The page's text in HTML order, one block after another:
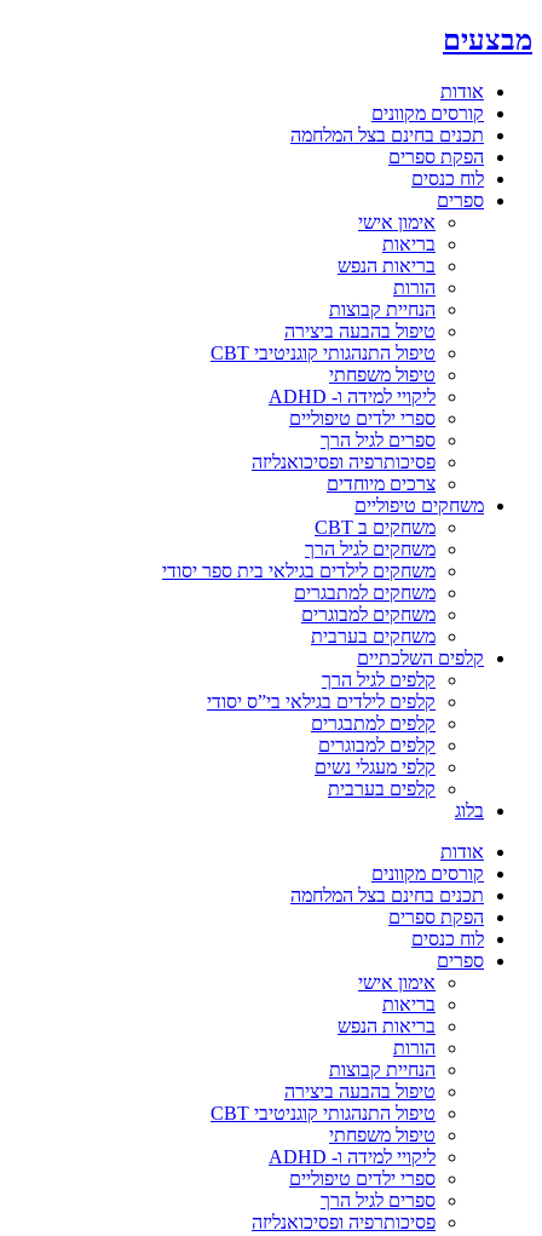
מבצעים
אודות
קורסים מקוונים
תכנים בחינם בצל המלחמה
הפקת ספרים
לוח כנסים
ספרים
אימון אישי
בריאות
בריאות הנפש
הורות
הנחיית קבוצות
טיפול בהבעה ביצירה
טיפול התנהגותי קוגניטיבי CBT
טיפול משפחתי
ליקויי למידה ו- ADHD
ספרי ילדים טיפוליים
ספרים לגיל הרך
פסיכותרפיה ופסיכואנליזה
צרכים מיוחדים
משחקים טיפוליים
משחקים ב CBT
משחקים לגיל הרך
משחקים לילדים בגילאי בית ספר יסודי
משחקים למתבגרים
משחקים למבוגרים
משחקים בערבית
קלפים השלכתיים
קלפים לגיל הרך
קלפים לילדים בגילאי בי”ס יסודי
קלפים למתבגרים
קלפים למבוגרים
קלפי מעגלי נשים
קלפים בערבית
בלוג
אודות
קורסים מקוונים
תכנים בחינם בצל המלחמה
הפקת ספרים
לוח כנסים
ספרים
אימון אישי
בריאות
בריאות הנפש
הורות
הנחיית קבוצות
טיפול בהבעה ביצירה
טיפול התנהגותי קוגניטיבי CBT
טיפול משפחתי
ליקויי למידה ו- ADHD
ספרי ילדים טיפוליים
ספרים לגיל הרך
פסיכותרפיה ופסיכואנליזה